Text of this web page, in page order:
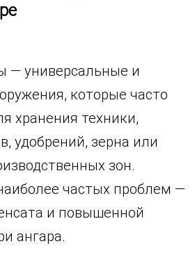
— универсальные и
которые часто
хранения техники,
удобрений, зерна или
зон.
частых проблем —
и повышенной
ангара.